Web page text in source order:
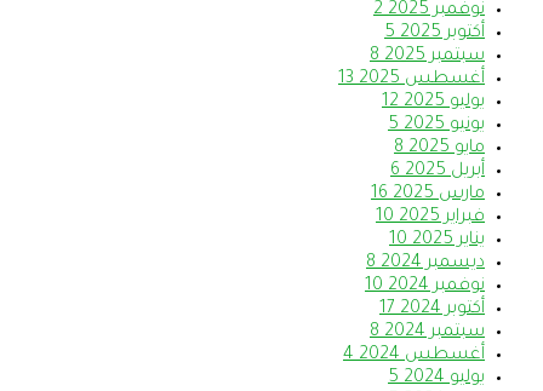
نوفمبر 2025
2
أكتوبر 2025
5
سبتمبر 2025
8
أغسطس 2025
13
يوليو 2025
12
يونيو 2025
5
مايو 2025
8
أبريل 2025
6
مارس 2025
16
فبراير 2025
10
يناير 2025
10
ديسمبر 2024
8
نوفمبر 2024
10
أكتوبر 2024
17
سبتمبر 2024
8
أغسطس 2024
4
يوليو 2024
5